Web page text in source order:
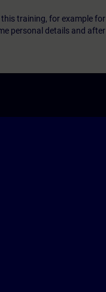
training, for example
personal details and